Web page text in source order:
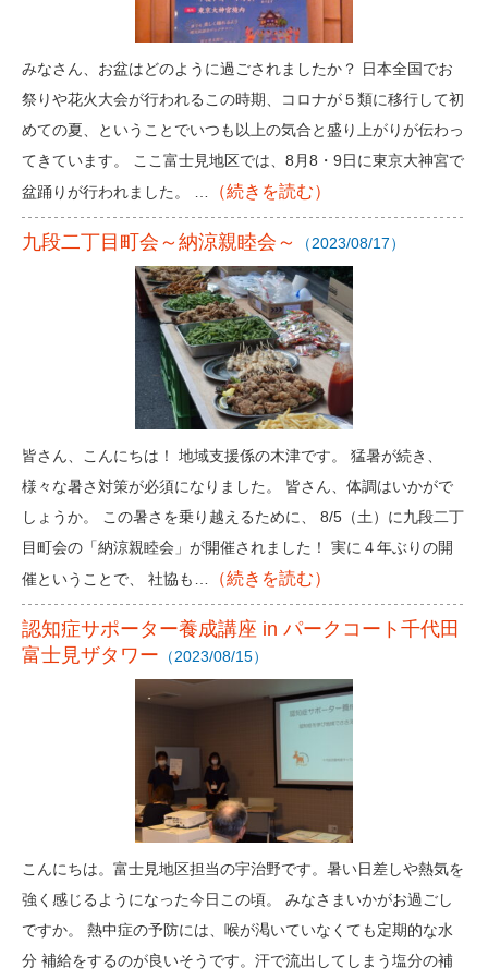
みなさん、お盆はどのように過ごされましたか？ 日本全国でお
祭りや花火大会が行われるこの時期、コロナが５類に移行して初
めての夏、ということでいつも以上の気合と盛り上がりが伝わっ
てきています。 ここ富士見地区では、8月8・9日に東京大神宮で
盆踊りが行われました。 …
（続きを読む）
九段二丁目町会～納涼親睦会～ （2023/08/17）
皆さん、こんにちは！ 地域支援係の木津です。 猛暑が続き、
様々な暑さ対策が必須になりました。 皆さん、体調はいかがで
しょうか。 この暑さを乗り越えるために、 8/5（土）に九段二丁
目町会の「納涼親睦会」が開催されました！ 実に４年ぶりの開
催ということで、 社協も…
（続きを読む）
認知症サポーター養成講座 in パークコート千代田
富士見ザタワー （2023/08/15）
こんにちは。富士見地区担当の宇治野です。暑い日差しや熱気を
強く感じるようになった今日この頃。 みなさまいかがお過ごし
ですか。 熱中症の予防には、喉が渇いていなくても定期的な水
分 補給をするのが良いそうです。汗で流出してしまう塩分の補